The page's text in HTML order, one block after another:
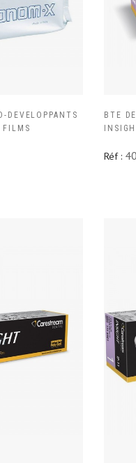
DEVELOPPANTS
BTE
Réf :